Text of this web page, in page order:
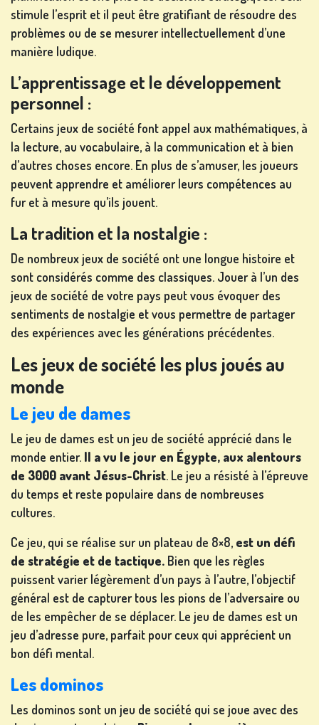
JEUX DE
MACHINE
À SO...
S'INSCRIRE
SE
CONNECTER
BOUTIQUE
CLASSEMENT
CHANGER
DE
LANGUE
stimule l’esprit et il peut être gratifiant de résoudre des
problèmes ou de se mesurer intellectuellement d’une
manière ludique.
L’apprentissage et le développement
personnel :
Certains jeux de société font appel aux mathématiques, à
la lecture, au vocabulaire, à la communication et à bien
d’autres choses encore. En plus de s’amuser, les joueurs
peuvent apprendre et améliorer leurs compétences au
fur et à mesure qu’ils jouent.
La tradition et la nostalgie :
De nombreux jeux de société ont une longue histoire et
sont considérés comme des classiques. Jouer à l’un des
jeux de société de votre pays peut vous évoquer des
sentiments de nostalgie et vous permettre de partager
des expériences avec les générations précédentes.
Les jeux de société les plus joués au
monde
Le jeu de dames
Le jeu de dames est un jeu de société apprécié dans le
monde entier. Il a vu le jour en Égypte, aux alentours
de 3000 avant Jésus-Christ. Le jeu a résisté à l’épreuve
du temps et reste populaire dans de nombreuses
cultures.
Ce jeu, qui se réalise sur un plateau de 8×8, est un défi
de stratégie et de tactique. Bien que les règles
puissent varier légèrement d’un pays à l’autre, l’objectif
général est de capturer tous les pions de l’adversaire ou
de les empêcher de se déplacer. Le jeu de dames est un
jeu d’adresse pure, parfait pour ceux qui apprécient un
bon défi mental.
Les dominos
Les dominos sont un jeu de société qui se joue avec des